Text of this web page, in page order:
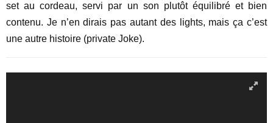
set au cordeau, servi par un son plutôt équilibré et bien
contenu. Je n’en dirais pas autant des lights, mais ça c’est
une autre histoire (private Joke).